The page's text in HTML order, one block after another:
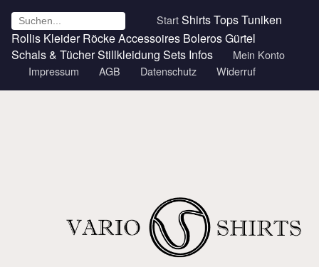
StartShirtsTopsTuniken
Rollis Kleider RöckeAccessoires BolerosGürtel
Schals & TücherStillkleidung Sets Infos
Mein Konto
Impressum
AGB Datenschutz Widerruf